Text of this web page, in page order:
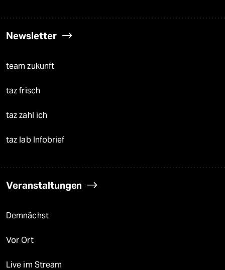
Newsletter
team zukunft
taz frisch
taz zahl ich
taz lab Infobrief
Veranstaltungen
Demnächst
Vor Ort
Live im Stream